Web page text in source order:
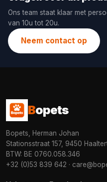
Ons team staat klaar met
van 10u tot 20u.
Neem contact op
Bopets
Bopets, Herman Johan
Stationsstraat 157, 9450
BTW: BE 0760.058.346
+32 (0)53 839 642 ·